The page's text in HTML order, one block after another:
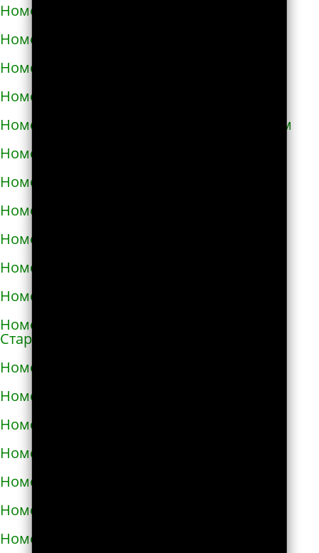
Номера телефонов такси в Скадовске
Номера телефонов такси в Сквире
Номера телефонов такси в Славуте
Номера телефонов такси в Славутиче
Номера телефонов такси в Слобожанском
Номера телефонов такси в Смеле
Номера телефонов такси в Снигирёвке
Номера телефонов такси в Снятыне
Номера телефонов такси в Сокале
Номера телефонов такси в Солоницевке
Номера телефонов такси в Сосновке
Номера телефонов такси в
Староконстантинове
Номера телефонов такси в Стебнике
Номера телефонов такси в Стрые
Номера телефонов такси в Сумах
Номера телефонов такси в Таврийске
Номера телефонов такси в Тальном
Номера телефонов такси в Тараще
Номера телефонов такси в Татарбунарах